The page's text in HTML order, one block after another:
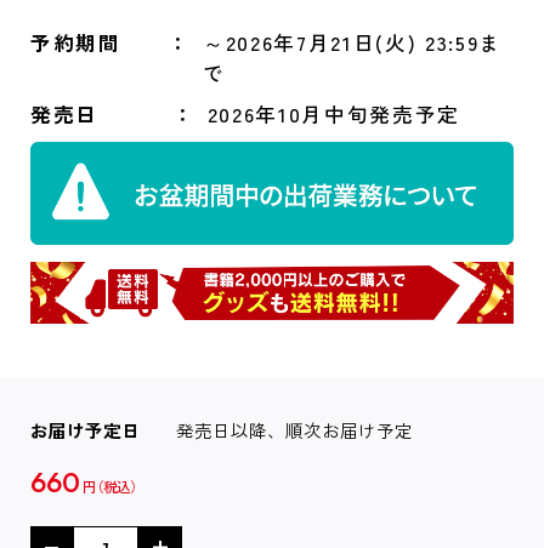
予約期間
～2026年7月21日(火) 23:59ま
で
発売日
2026年10月中旬発売予定
お届け予定日 発売日以降、順次お届け予定
660 円